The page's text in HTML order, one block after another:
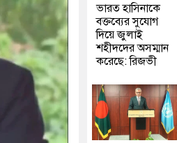
ভারত হাসিনাকে
বক্তব্যের সুযোগ
দিয়ে জুলাই
শহীদদের অসম্মান
করেছে: রিজভী